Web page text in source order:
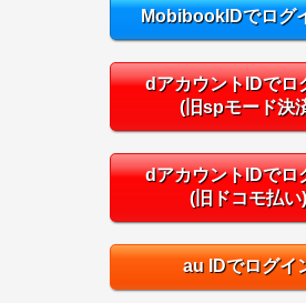
MobibookIDでログ
dアカウントIDでロ
(旧spモード決
dアカウントIDでロ
(旧ドコモ払い)
au IDでログイ